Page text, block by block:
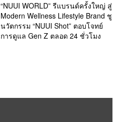
“NUUI WORLD” รีแบรนด์ครั้งใหญ่ สู่
Modern Wellness Lifestyle Brand ชู
นวัตกรรม “NUUI Shot” ตอบโจทย์
การดูแล Gen Z ตลอด 24 ชั่วโมง